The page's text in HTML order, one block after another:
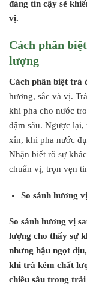
đáng tin cậy sẽ
vị.
Cách phân
lượng
Cách phân biệt trà
hương, sắc và vị.
khi pha cho nước
đậm sâu. Ngược
xỉn, khi pha nước
Nhận biết rõ sự
chuẩn vị, trọn vẹn
So sánh hương
So sánh hương vị
lượng cho thấy sự
nhưng hậu ngọt
khi trà kém chất
chiều sâu trong